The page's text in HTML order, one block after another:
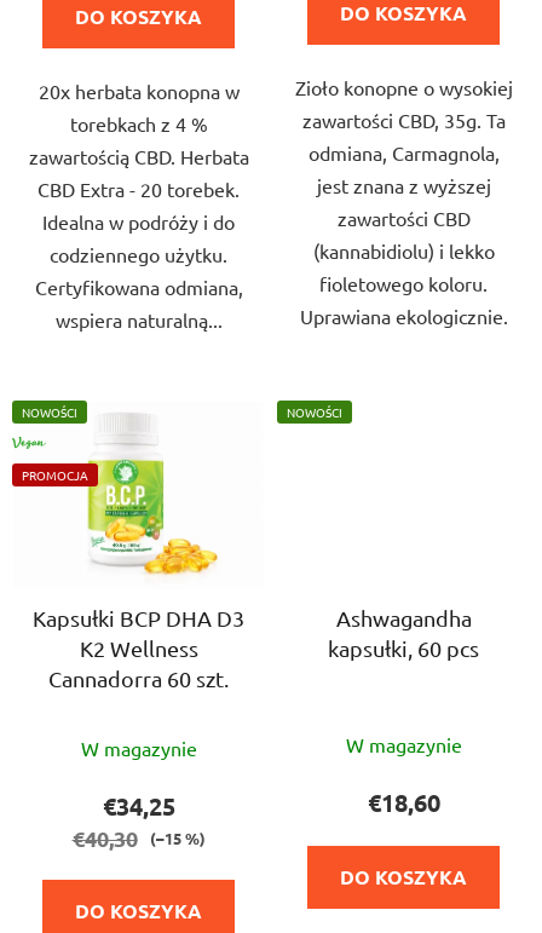
na
gwiazdek.
DO KOSZYKA
20x herbata konopna w
torebkach z 4 %
zawartością CBD. Herbata
CBD Extra - 20 torebek.
Idealna w podróży i do
codziennego użytku.
Certyfikowana odmiana,
wspiera naturalną...
na
gwiazdek.
DO KOSZYKA
Zioło konopne o wysokiej
zawartości CBD, 35g. Ta
odmiana, Carmagnola,
jest znana z wyższej
zawartości CBD
(kannabidiolu) i lekko
fioletowego koloru.
Uprawiana ekologicznie.
NOWOŚCI
VEGAN
PROMOCJA
Kapsułki BCP DHA D3
K2 Wellness
Cannadorra 60 szt.
ocena
produktu
wynosi
5
W magazynie
€34,25
€40,30 (–15 %)
DO KOSZYKA
NOWOŚCI
Ashwagandha
kapsułki, 60 pcs
ocena
produktu
wynosi
na
W magazynie
€18,60
DO KOSZYKA